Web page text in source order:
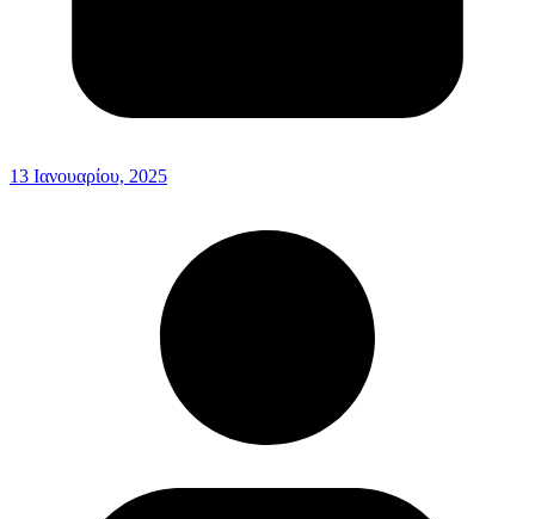
13 Ιανουαρίου, 2025